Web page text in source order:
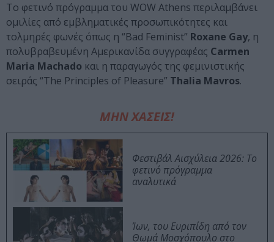
Το φετινό πρόγραμμα του WOW Athens περιλαμβάνει
ομιλίες από εμβληματικές προσωπικότητες και
τολμηρές φωνές όπως η “Bad Feminist” Roxane Gay, η
πολυβραβευμένη Αμερικανίδα συγγραφέας Carmen
Maria Machado και η παραγωγός της φεμινιστικής
σειράς “The Principles of Pleasure” Thalia Mavros.
ΜΗΝ ΧΑΣΕΙΣ!
Φεστιβάλ Αισχύλεια 2026: Το
φετινό πρόγραμμα
αναλυτικά
Ίων, του Ευριπίδη από τον
Θωμά Μοσχόπουλο στο